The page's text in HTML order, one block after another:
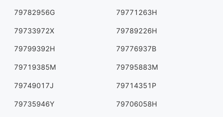
79782956G 79771263H
79733972X 79789226H
79799392H 79776937B
79719385M 79795883M
79749017J 79714351P
79735946Y 79706058H